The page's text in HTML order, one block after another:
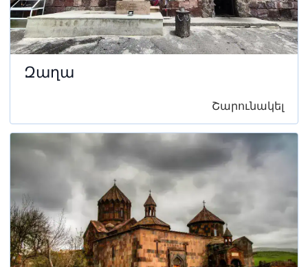
Զաղա
Շարունակել